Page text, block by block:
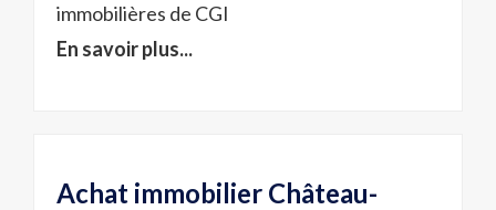
immobilières de CGI
En savoir plus...
Achat immobilier Château-